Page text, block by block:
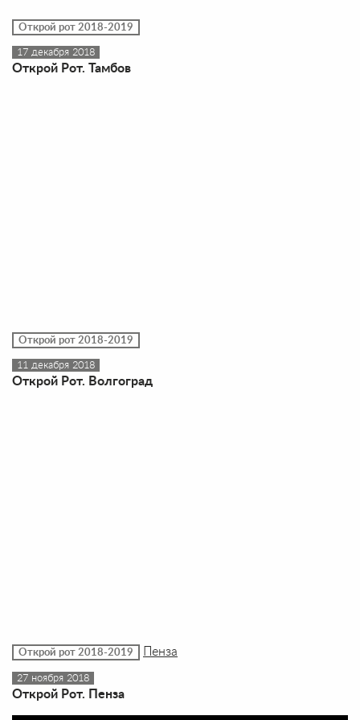
Открой рот 2018-2019
17 декабря 2018
Открой Рот. Тамбов
Открой рот 2018-2019
11 декабря 2018
Открой Рот. Волгоград
Открой рот 2018-2019 Пенза
27 ноября 2018
Открой Рот. Пенза